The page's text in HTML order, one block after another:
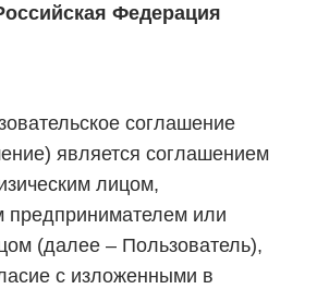
Федерация
соглашение
является соглашением
лицом,
предпринимателем или
(далее – Пользователь),
с изложенными в